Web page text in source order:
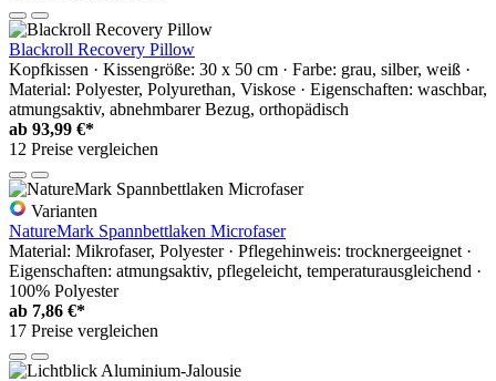
Blackroll Recovery Pillow
Kopfkissen · Kissengröße: 30 x 50 cm · Farbe: grau, silber, weiß ·
Material: Polyester, Polyurethan, Viskose · Eigenschaften: waschbar,
atmungsaktiv, abnehmbarer Bezug, orthopädisch
ab 93,99 €*
12 Preise vergleichen
Varianten
NatureMark Spannbettlaken Microfaser
Material: Mikrofaser, Polyester · Pflegehinweis: trocknergeeignet ·
Eigenschaften: atmungsaktiv, pflegeleicht, temperaturausgleichend ·
100% Polyester
ab 7,86 €*
17 Preise vergleichen